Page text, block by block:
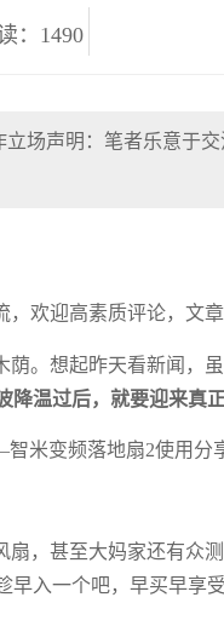
：1490
场声明：笔者乐意于
，欢迎高素质评论，文
荫。想起昨天看新闻，
降温过后，就要迎来真
扇，甚至大妈家还有众
入一个吧，早买早享